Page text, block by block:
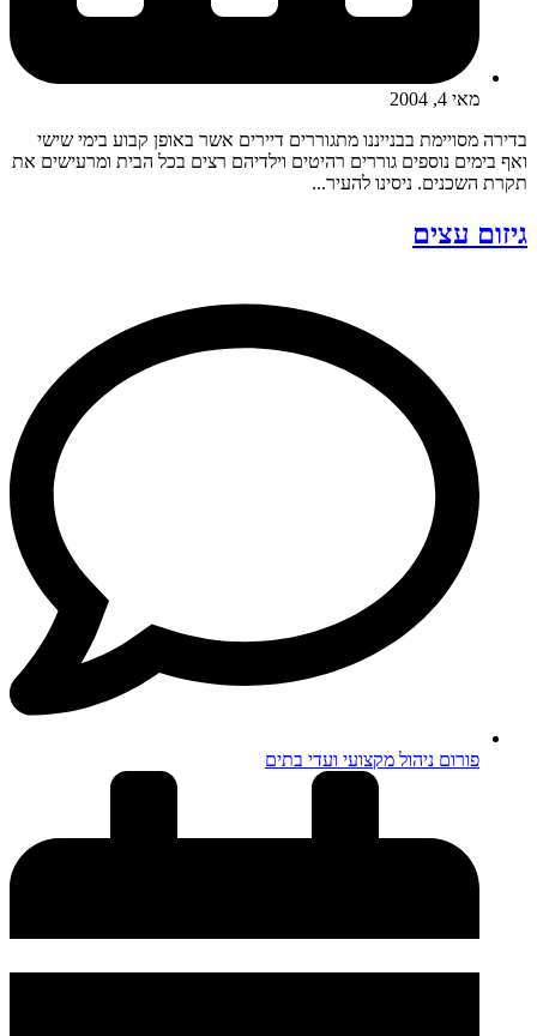
מאי 4, 2004
בדירה מסויימת בבנייננו מתגוררים דיירים אשר באופן קבוע בימי שישי
ואף בימים נוספים גוררים רהיטים וילדיהם רצים בכל הבית ומרעישים את
תקרת השכנים. ניסינו להעיר...
גיזום עצים
פורום ניהול מקצועי ועדי בתים